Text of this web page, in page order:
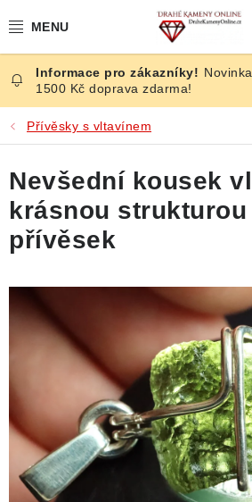
na
ČESKÉ KAMENY
ŠPERKY
KAMENY ZE SVĚTA
BROUŠENÉ
ÚČINKY
KRYSTALY
NALEZIŠTĚ
NÁŠ PŘÍBĚH
1500 Kč doprava zdarma!
Přívěsky s vltavínem
Nevšední kousek
krásnou
přívěsek